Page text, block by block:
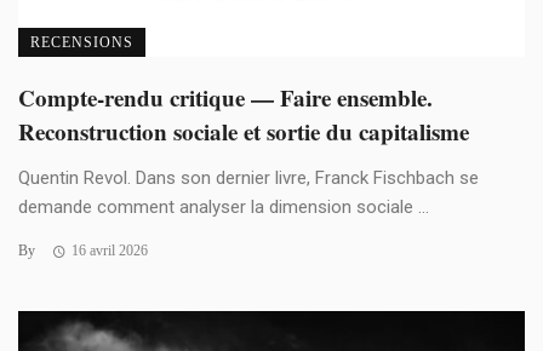
RECENSIONS
Compte-rendu critique — Faire ensemble.
Reconstruction sociale et sortie du capitalisme
Quentin Revol. Dans son dernier livre, Franck Fischbach se
demande comment analyser la dimension sociale ...
By 16 avril 2026